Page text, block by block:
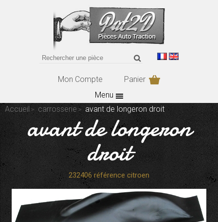
Mon Compte
Panier
Menu
Accueil
carrosserie avant de longeron droit
avant de longeron
droit
232406 référence citroen